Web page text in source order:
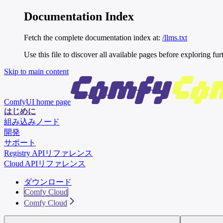
Documentation Index
Fetch the complete documentation index at: /llms.txt
Use this file to discover all available pages before exploring
Skip to main content
ComfyUI home page
はじめに
組み込みノード
開発
サポート
Registry APIリファレンス
Cloud APIリファレンス
ダウンロード
Comfy Cloud
Comfy Cloud